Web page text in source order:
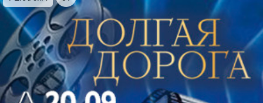
cacao добавит ярких красок и без того волшебным
вечерам. Наблюдать за любимым городом с
высоты птичьего полёта тёплым летним
питерским вечером под звуки любимых мелодий –
это шанс сделать это лето по-настоящему
незабываемым!